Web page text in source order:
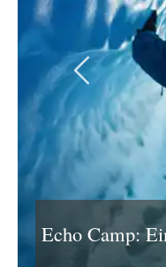
Echo Camp:
Previous